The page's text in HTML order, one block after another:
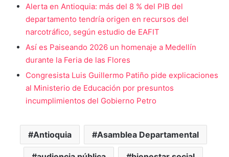
Alerta en Antioquia: más del 8 % del PIB del
departamento tendría origen en recursos del
narcotráfico, según estudio de EAFIT
Así es Paiseando 2026 un homenaje a Medellín
durante la Feria de las Flores
Congresista Luis Guillermo Patiño pide explicaciones
al Ministerio de Educación por presuntos
incumplimientos del Gobierno Petro
Antioquia Asamblea Departamental